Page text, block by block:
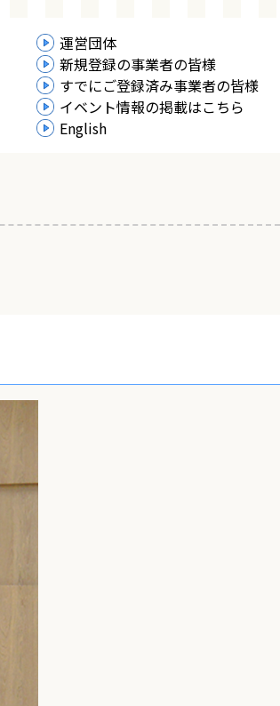
運営団体
新規登録の事業者の皆様
すでにご登録済み事業者の皆様
イベント情報の掲載はこちら
English